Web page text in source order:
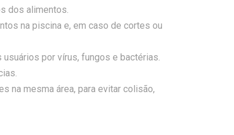
dos alimentos.
na piscina e, em caso de cortes ou
por vírus, fungos e bactérias.
na mesma área, para evitar colisão,